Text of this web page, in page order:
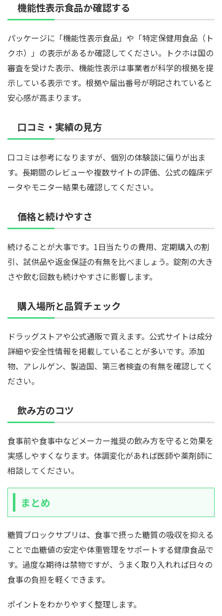
機能性表示食品か確認する
パッケージに「機能性表示食品」や「特定保健用食品（ト
クホ）」の表示があるか確認してください。トクホは国の
審査を受けた表示、機能性表示は事業者が科学的根拠を提
示している表示です。根拠や届出番号が明記されていると
安心感が高まります。
口コミ・実績の見方
口コミは参考になりますが、個別の体験談に偏りが出ま
す。長期間のレビューや複数サイトの評価、公式の臨床デ
ータやモニター結果も確認してください。
価格と続けやすさ
続けることが大事です。1日当たりの費用、定期購入の割
引、試供品や返金保証の有無を比べましょう。錠剤の大き
さや飲む回数も続けやすさに影響します。
購入場所と品質チェック
ドラッグストアや公式通販で買えます。公式サイトは成分
詳細や安全性情報を掲載していることが多いです。添加
物、アレルゲン、製造国、第三者検査の有無を確認してく
ださい。
飲み方のコツ
食事前や食事中などメーカー推奨の飲み方を守ると効果を
実感しやすくなります。体調変化があれば医師や薬剤師に
相談してください。
まとめ
糖質ブロックサプリは、食事で摂った糖質の吸収を抑える
ことで血糖値の安定や体重管理をサポートする健康食品で
す。過度な期待は禁物ですが、うまく取り入れれば日々の
食事の負担を軽くできます。
ポイントをわかりやすく整理します。